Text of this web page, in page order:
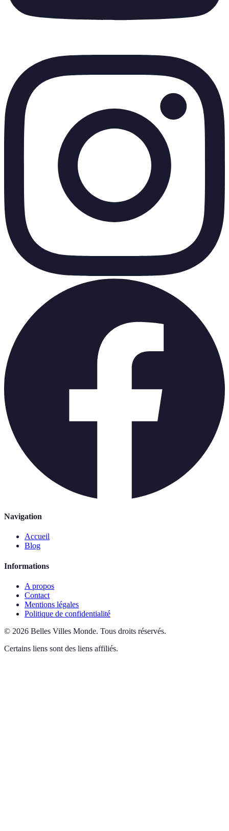
Navigation
Accueil
Blog
Informations
A propos
Contact
Mentions légales
Politique de confidentialité
© 2026 Belles Villes Monde. Tous droits réservés.
Certains liens sont des liens affiliés.